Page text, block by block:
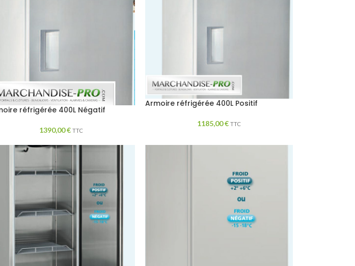
réfrigérée 400L Négatif
1390,00€ TTC
Armoire réfrigérée 400L Positif
1185,00€ TTC